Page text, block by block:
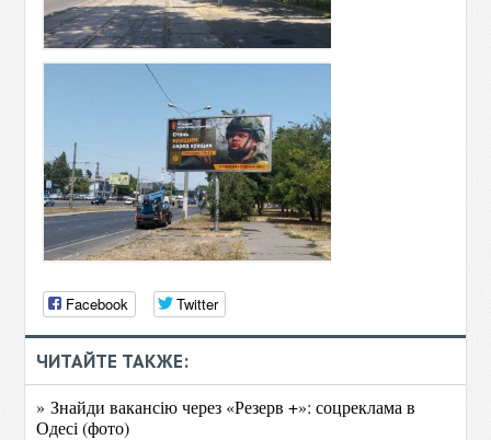
Facebook Twitter
ЧИТАЙТЕ ТАКЖЕ:
» Знайди вакансію через «Резерв +»: соцреклама в
Одесі (фото)